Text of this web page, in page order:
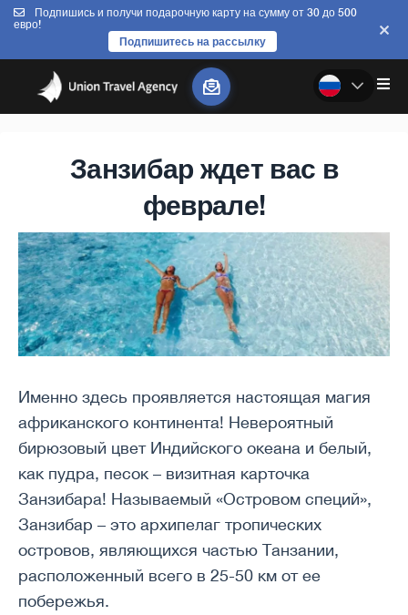
Подпишись и получи подарочную карту на сумму от 30 до 500
евро!
Подпишитесь на рассылку
Занзибар ждет вас в
феврале!
Именно здесь проявляется настоящая магия
африканского континента! Невероятный
бирюзовый цвет Индийского океана и белый,
как пудра, песок – визитная карточка
Занзибара! Называемый «Островом специй»,
Занзибар – это архипелаг тропических
островов, являющихся частью Танзании,
расположенный всего в 25-50 км от ее
побережья.